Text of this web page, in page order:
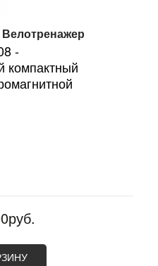
Велотренажер
-
компактный